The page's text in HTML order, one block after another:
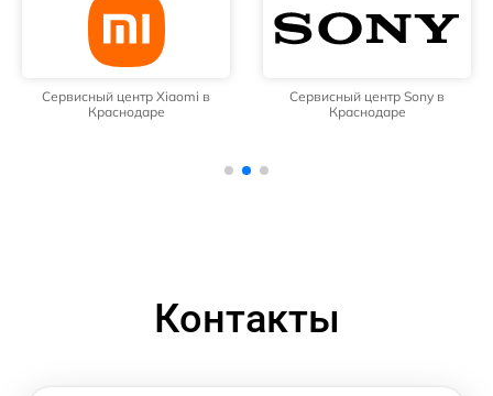
Сервисный центр Xiaomi в
Краснодаре
Сервисный центр Sony в
Краснодаре
Контакты